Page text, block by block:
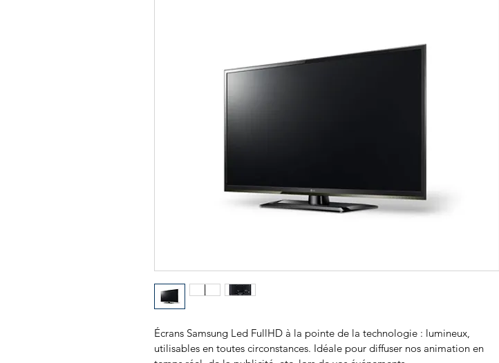
Écrans Samsung Led FullHD à la pointe de la technologie : lumineux,
utilisables en toutes circonstances. Idéale pour diffuser nos animation en